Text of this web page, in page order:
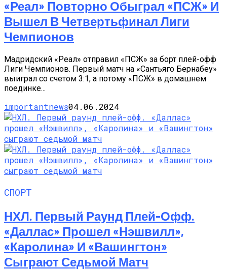
«Реал» Повторно Обыграл «ПСЖ» И
Вышел В Четвертьфинал Лиги
Чемпионов
Мадридский «Реал» отправил «ПСЖ» за борт плей-офф
Лиги Чемпионов. Первый матч на «Сантьяго Бернабеу»
выиграл со счетом 3:1, а потому «ПСЖ» в домашнем
поединке...
importantnews04.06.2024
СПОРТ
НХЛ. Первый Раунд Плей-Офф.
«Даллас» Прошел «Нэшвилл»,
«Каролина» И «Вашингтон»
Сыграют Седьмой Матч